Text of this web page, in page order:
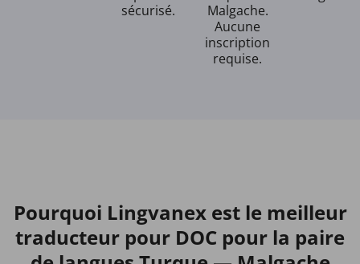
sécurisé.
Malgache.
Aucune
inscription
requise.
Pourquoi Lingvanex est le meilleur
traducteur pour DOC pour la paire